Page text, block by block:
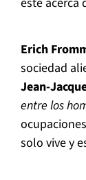
Erich
sociedad
Jean-
entre los
solo vive y